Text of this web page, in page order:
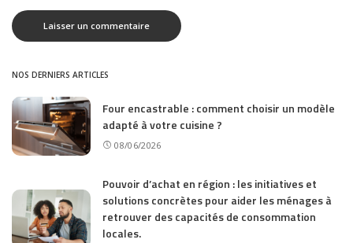
NOS DERNIERS ARTICLES
Four encastrable : comment choisir un modèle
adapté à votre cuisine ?
08/06/2026
Pouvoir d’achat en région : les initiatives et
solutions concrètes pour aider les ménages à
retrouver des capacités de consommation
locales.